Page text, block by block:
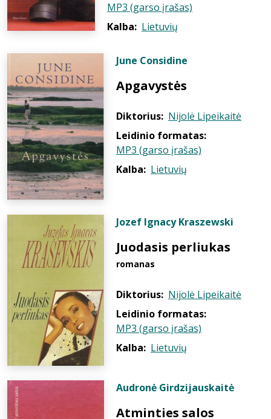
MP3 (garso įrašas)
Kalba: Lietuvių
June Considine
Apgavystės
Diktorius: Nijolė Lipeikaitė
Leidinio formatas:
MP3 (garso įrašas)
Kalba: Lietuvių
Jozef Ignacy Kraszewski
Juodasis perliukas
romanas
Diktorius: Nijolė Lipeikaitė
Leidinio formatas:
MP3 (garso įrašas)
Kalba: Lietuvių
Audronė Girdzijauskaitė
Atminties salos